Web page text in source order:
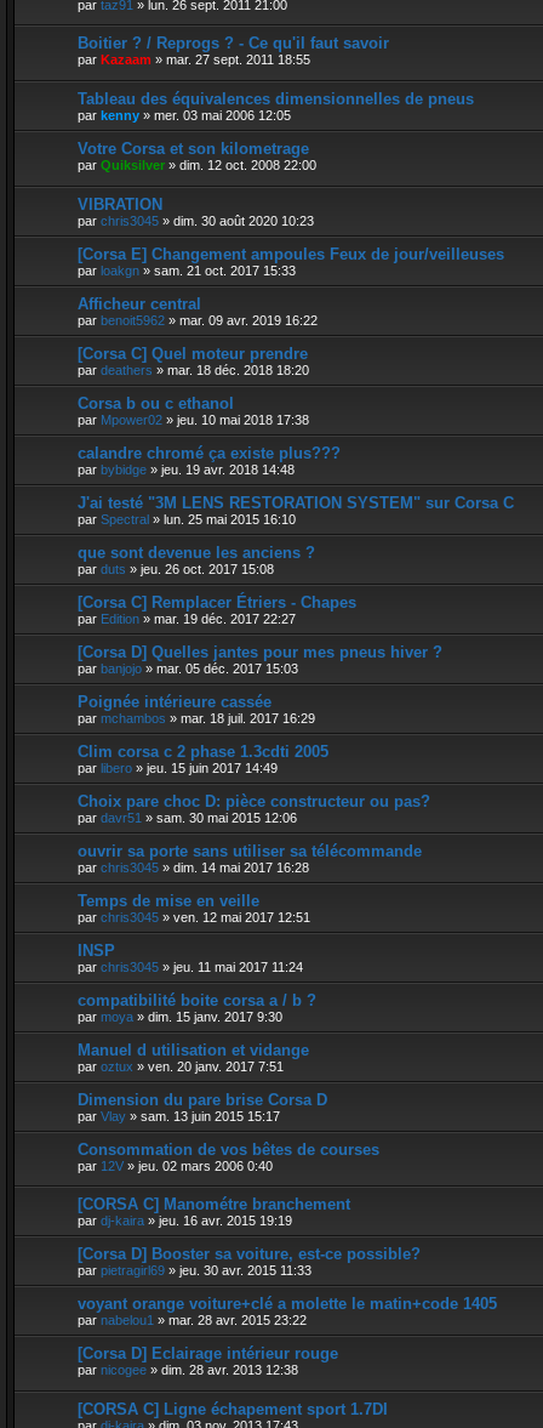
par taz91 » lun. 26 sept. 2011 21:00
Boitier ? / Reprogs ? - Ce qu'il faut savoir
par Kazaam » mar. 27 sept. 2011 18:55
Tableau des équivalences dimensionnelles de pneus
par kenny » mer. 03 mai 2006 12:05
Votre Corsa et son kilometrage
par Quiksilver » dim. 12 oct. 2008 22:00
VIBRATION
par chris3045 » dim. 30 août 2020 10:23
[Corsa E] Changement ampoules Feux de jour/veilleuses
par loakgn » sam. 21 oct. 2017 15:33
Afficheur central
par benoit5962 » mar. 09 avr. 2019 16:22
[Corsa C] Quel moteur prendre
par deathers » mar. 18 déc. 2018 18:20
Corsa b ou c ethanol
par Mpower02 » jeu. 10 mai 2018 17:38
calandre chromé ça existe plus???
par bybidge » jeu. 19 avr. 2018 14:48
J'ai testé "3M LENS RESTORATION SYSTEM" sur Corsa C
par Spectral » lun. 25 mai 2015 16:10
que sont devenue les anciens ?
par duts » jeu. 26 oct. 2017 15:08
[Corsa C] Remplacer Étriers - Chapes
par Edition » mar. 19 déc. 2017 22:27
[Corsa D] Quelles jantes pour mes pneus hiver ?
par banjojo » mar. 05 déc. 2017 15:03
Poignée intérieure cassée
par mchambos » mar. 18 juil. 2017 16:29
Clim corsa c 2 phase 1.3cdti 2005
par libero » jeu. 15 juin 2017 14:49
Choix pare choc D: pièce constructeur ou pas?
par davr51 » sam. 30 mai 2015 12:06
ouvrir sa porte sans utiliser sa télécommande
par chris3045 » dim. 14 mai 2017 16:28
Temps de mise en veille
par chris3045 » ven. 12 mai 2017 12:51
INSP
par chris3045 » jeu. 11 mai 2017 11:24
compatibilité boite corsa a / b ?
par moya » dim. 15 janv. 2017 9:30
Manuel d utilisation et vidange
par oztux » ven. 20 janv. 2017 7:51
Dimension du pare brise Corsa D
par Vlay » sam. 13 juin 2015 15:17
Consommation de vos bêtes de courses
par 12V » jeu. 02 mars 2006 0:40
[CORSA C] Manométre branchement
par dj-kaira » jeu. 16 avr. 2015 19:19
[Corsa D] Booster sa voiture, est-ce possible?
par pietragirl69 » jeu. 30 avr. 2015 11:33
voyant orange voiture+clé a molette le matin+code 1405
par nabelou1 » mar. 28 avr. 2015 23:22
[Corsa D] Eclairage intérieur rouge
par nicogee » dim. 28 avr. 2013 12:38
[CORSA C] Ligne échapement sport 1.7DI